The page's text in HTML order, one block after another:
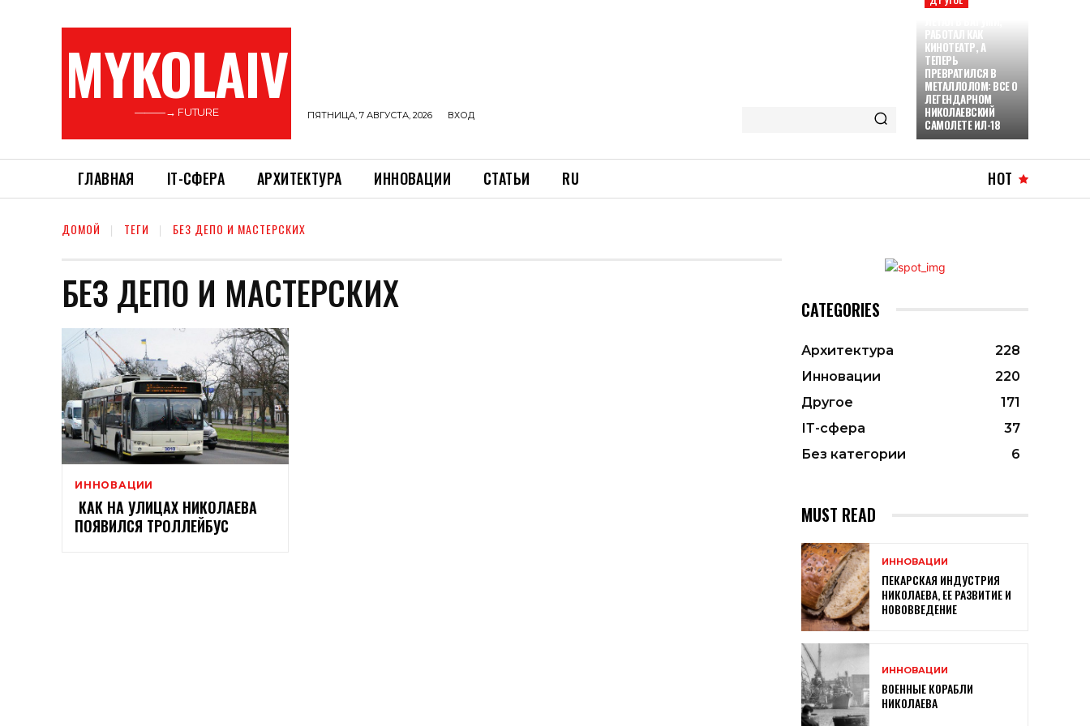
MYKOLAIV
———→ FUTURE ПЯТНИЦА, 7 АВГУСТА, 2026 ВХОД
РАБОТАЛ КАК
КИНОТЕАТР, А
ТЕПЕРЬ
ПРЕВРАТИЛСЯ В
МЕТАЛЛОЛОМ: ВСЕ О
ЛЕГЕНДАРНОМ
НИКОЛАЕВСКИЙ
САМОЛЕТЕ ИЛ-18
ГЛАВНАЯ ІТ-СФЕРА АРХИТЕКТУРА ИННОВАЦИИ СТАТЬИ RU HOT
ДОМОЙ ТЕГИ БЕЗ ДЕПО И МАСТЕРСКИХ
БЕЗ ДЕПО И МАСТЕРСКИХ
ИННОВАЦИИ
КАК НА УЛИЦАХ НИКОЛАЕВА
ПОЯВИЛСЯ ТРОЛЛЕЙБУС
CATEGORIES
Архитектура
228
Инновации
220
Другое
171
ІТ-сфера
37
Без категории
6
MUST READ
ИННОВАЦИИ
ПЕКАРСКАЯ ИНДУСТРИЯ
НИКОЛАЕВА, ЕЕ РАЗВИТИЕ И
НОВОВВЕДЕНИЕ
ИННОВАЦИИ
ВОЕННЫЕ КОРАБЛИ
НИКОЛАЕВА